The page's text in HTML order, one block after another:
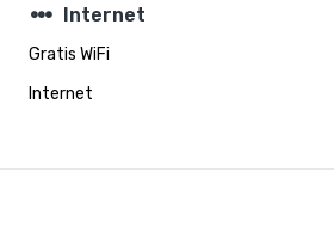
steppers Internet
Gratis WiFi
Internet